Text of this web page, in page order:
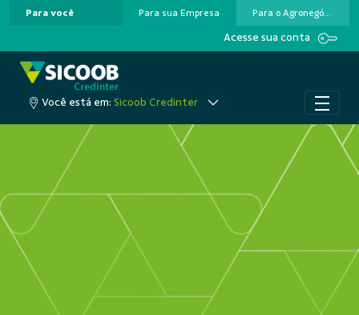
Pular para o Conteúdo principal
Para você Para sua Empresa Para o Agronegócio
Acesse sua conta
Você está em: Sicoob Credinter